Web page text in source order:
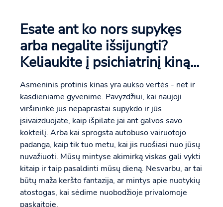
Esate ant ko nors supykęs
arba negalite išsijungti?
Keliaukite į psichiatrinį kiną...
Asmeninis protinis kinas yra aukso vertės - net ir
kasdieniame gyvenime. Pavyzdžiui, kai naujoji
viršininkė jus nepaprastai supykdo ir jūs
įsivaizduojate, kaip išpilate jai ant galvos savo
kokteilį. Arba kai sprogsta autobuso vairuotojo
padanga, kaip tik tuo metu, kai jis ruošiasi nuo jūsų
nuvažiuoti. Mūsų mintyse akimirką viskas gali vykti
kitaip ir taip pasaldinti mūsų dieną. Nesvarbu, ar tai
būtų maža keršto fantazija, ar mintys apie nuotykių
atostogas, kai sėdime nuobodžioje privalomoje
paskaitoje.